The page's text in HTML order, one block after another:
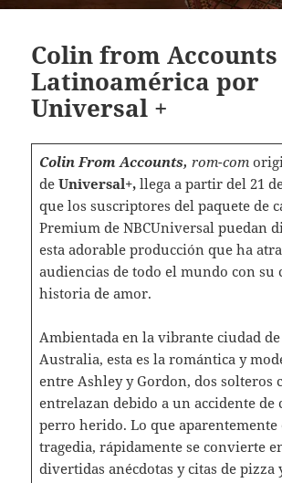
Colin from
Latinoamérica por
Universal +
Colin From Accounts, rom-com
de Universal+,llega a partir del 21
que los suscriptores del paquete de
Premium de NBCUniversal puedan
esta adorable producción que ha
audiencias de todo el mundo con su
historia de amor.
Ambientada en la vibrante ciudad de
Australia, esta es la romántica y
entre Ashley y Gordon, dos solteros
entrelazan debido a un accidente de
perro herido. Lo que aparentemente
tragedia, rápidamente se convierte
divertidas anécdotas y citas de pizza